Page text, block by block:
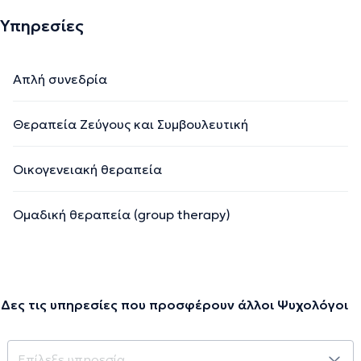
ασκήσεως επαγγέλματος ψυχολόγου (Αρ.Πρωτ. 85134)
Την περιγραφή επιμελείται η ομάδα του doctoranytime βασισμένη σε
Υπηρεσίες
Απλή συνεδρία
Θεραπεία Ζεύγους και Συμβουλευτική
Οικογενειακή θεραπεία
Ομαδική θεραπεία (group therapy)
Δες τις υπηρεσίες που προσφέρουν άλλοι Ψυχολόγοι